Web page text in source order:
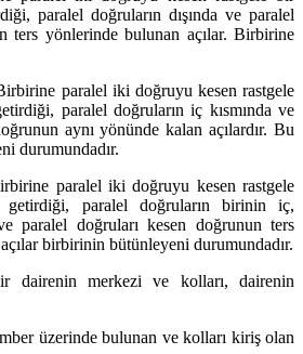
paralel doğruların dışında ve paralel
ters yönlerinde bulunan açılar. Birbirine
paralel iki doğruyu kesen rastgele
paralel doğruların iç kısmında ve
aynı yönünde kalan açılardır. Bu
durumundadır.
paralel iki doğruyu kesen rastgele
paralel doğruların birinin iç,
paralel doğruları kesen doğrunun ters
birbirinin bütünleyeni durumundadır.
dairenin merkezi ve kolları, dairenin
üzerinde bulunan ve kolları kiriş olan